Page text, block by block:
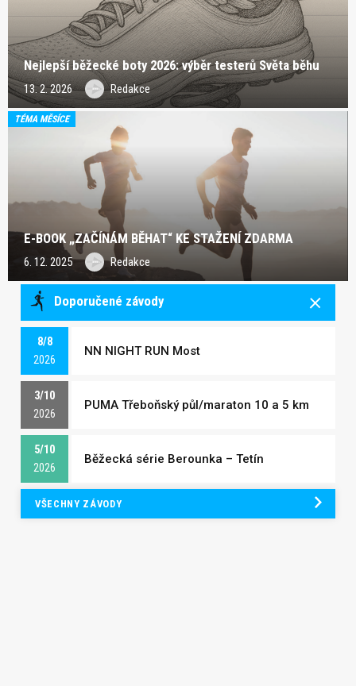
Nejlepší běžecké boty 2026: výběr testerů Světa běhu
13. 2. 2026 Redakce
TÉMA MĚSÍCE
E-BOOK „ZAČÍNÁM BĚHAT“ KE STAŽENÍ ZDARMA
6. 12. 2025 Redakce
Doporučené závody
8/8
2026
NN NIGHT RUN Most
3/10
2026
PUMA Třeboňský půl/maraton 10 a 5 km
5/10
2026
Běžecká série Berounka – Tetín
VŠECHNY ZÁVODY